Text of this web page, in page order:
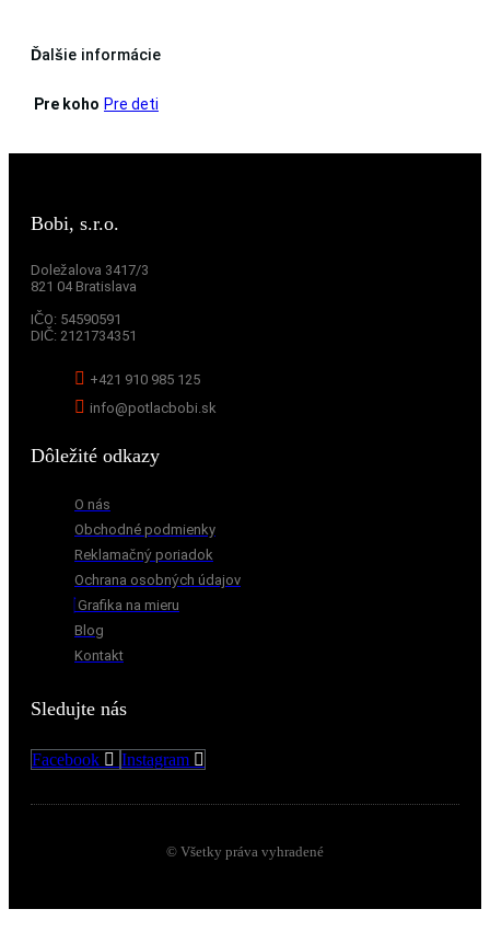
Ďalšie informácie
Pre koho Pre deti
Bobi, s.r.o.
Doležalova 3417/3
821 04 Bratislava
IČO: 54590591
DIČ: 2121734351
+421 910 985 125
info@potlacbobi.sk
Dôležité odkazy
O nás
Obchodné podmienky
Reklamačný poriadok
Ochrana osobných údajov
Grafika na mieru
Blog
Kontakt
Sledujte nás
Facebook Instagram
© Všetky práva vyhradené